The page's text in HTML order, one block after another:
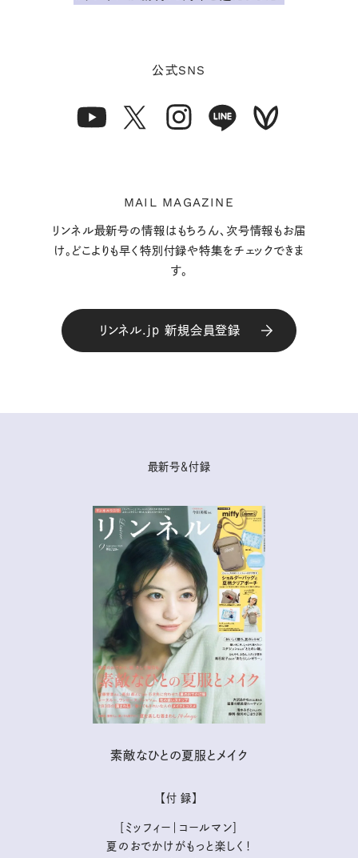
公式SNS
MAIL MAGAZINE
リンネル最新号の情報はもちろん、次号情報もお届
け。どこよりも早く特別付録や特集をチェックできま
す。
リンネル.jp 新規会員登録
最新号＆付録
素敵なひとの夏服とメイク
【付 録】
［ミッフィー｜コールマン］
夏のおでかけがもっと楽しく！